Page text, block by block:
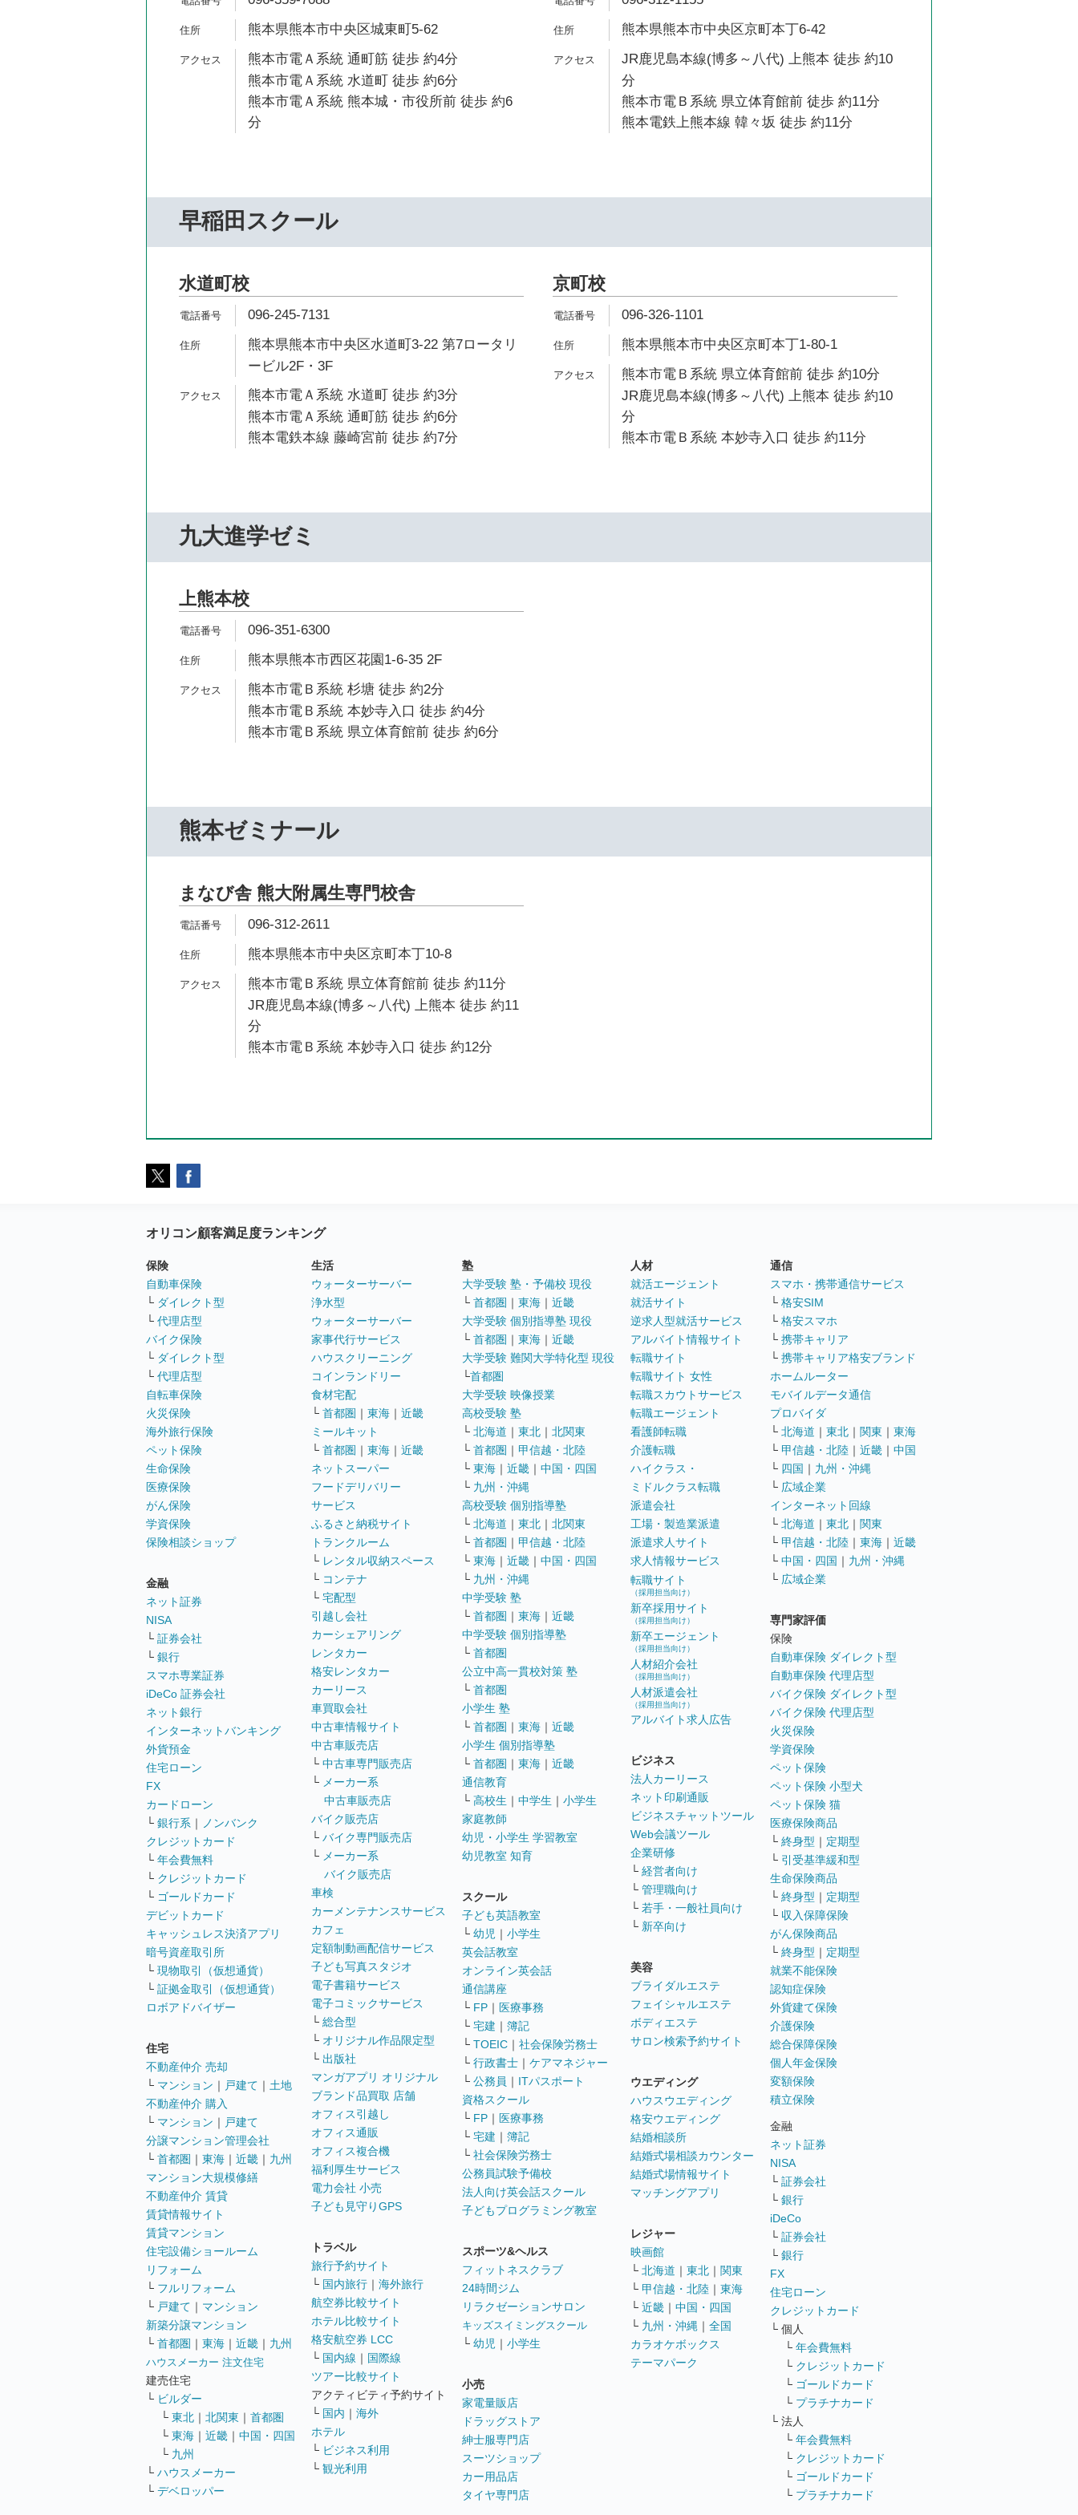
熊本県熊本市中央区城東町5-62
熊本市電Ａ系統 通町筋 徒歩 約4分
熊本市電Ａ系統 水道町 徒歩 約6分
熊本市電Ａ系統 熊本城・市役所前 徒歩 約6
分
熊本県熊本市中央区京町本丁6-42
JR鹿児島本線(博多～八代) 上熊本 徒歩 約10
分
熊本市電Ｂ系統 県立体育館前 徒歩 約11分
熊本電鉄上熊本線 韓々坂 徒歩 約11分
早稲田スクール
水道町校
096-245-7131
熊本県熊本市中央区水道町3-22 第7ロータリ
ービル2F・3F
熊本市電Ａ系統 水道町 徒歩 約3分
熊本市電Ａ系統 通町筋 徒歩 約6分
熊本電鉄本線 藤崎宮前 徒歩 約7分
京町校
096-326-1101
熊本県熊本市中央区京町本丁1-80-1
熊本市電Ｂ系統 県立体育館前 徒歩 約10分
JR鹿児島本線(博多～八代) 上熊本 徒歩 約10
分
熊本市電Ｂ系統 本妙寺入口 徒歩 約11分
九大進学ゼミ
上熊本校
096-351-6300
熊本県熊本市西区花園1-6-35 2F
熊本市電Ｂ系統 杉塘 徒歩 約2分
熊本市電Ｂ系統 本妙寺入口 徒歩 約4分
熊本市電Ｂ系統 県立体育館前 徒歩 約6分
熊本ゼミナール
まなび舎 熊大附属生専門校舎
096-312-2611
熊本県熊本市中央区京町本丁10-8
熊本市電Ｂ系統 県立体育館前 徒歩 約11分
JR鹿児島本線(博多～八代) 上熊本 徒歩 約11
分
熊本市電Ｂ系統 本妙寺入口 徒歩 約12分
オリコン顧客満足度ランキング
保険
自動車保険
└ ダイレクト型
└ 代理店型
バイク保険
└ ダイレクト型
└ 代理店型
自転車保険
火災保険
海外旅行保険
ペット保険
生命保険
医療保険
がん保険
学資保険
保険相談ショップ
金融
ネット証券
NISA
└ 証券会社
└ 銀行
スマホ専業証券
iDeCo 証券会社
ネット銀行
インターネットバンキング
外貨預金
住宅ローン
FX
カードローン
└ 銀行系 ｜
ノンバンク
クレジットカード
└ 年会費無料
└ クレジットカード
└ ゴールドカード
デビットカード
キャッシュレス決済アプリ
暗号資産取引所
└ 現物取引（仮想通貨）
└ 証拠金取引（仮想通貨）
ロボアドバイザー
住宅
不動産仲介 売却
└ マンション ｜ 戸建て ｜ 土地
不動産仲介 購入
└ マンション ｜ 戸建て
分譲マンション管理会社
└ 首都圏 ｜ 東海 ｜ 近畿 ｜ 九州
マンション大規模修繕
不動産仲介 賃貸
賃貸情報サイト
賃貸マンション
住宅設備ショールーム
リフォーム
└ フルリフォーム
└ 戸建て ｜ マンション
新築分譲マンション
└ 首都圏 ｜ 東海 ｜ 近畿 ｜ 九州
ハウスメーカー 注文住宅
建売住宅
└ ビルダー
└ 東北 ｜ 北関東 ｜ 首都圏
└ 東海 ｜ 近畿 ｜ 中国・四国
└ 九州
└ ハウスメーカー
└ デベロッパー
生活
ウォーターサーバー
浄水型
ウォーターサーバー
家事代行サービス
ハウスクリーニング
コインランドリー
食材宅配
└ 首都圏 ｜ 東海 ｜ 近畿
ミールキット
└ 首都圏 ｜ 東海 ｜ 近畿
ネットスーパー
フードデリバリー
サービス
ふるさと納税サイト
トランクルーム
└ レンタル収納スペース
└ コンテナ
└ 宅配型
引越し会社
カーシェアリング
レンタカー
格安レンタカー
カーリース
車買取会社
中古車情報サイト
中古車販売店
└ 中古車専門販売店
└ メーカー系
中古車販売店
バイク販売店
└ バイク専門販売店
└ メーカー系
バイク販売店
車検
カーメンテナンスサービス
カフェ
定額制動画配信サービス
子ども写真スタジオ
電子書籍サービス
電子コミックサービス
└ 総合型
└ オリジナル作品限定型
└ 出版社
マンガアプリ オリジナル
ブランド品買取 店舗
オフィス引越し
オフィス通販
オフィス複合機
福利厚生サービス
電力会社 小売
子ども見守りGPS
トラベル
旅行予約サイト
└ 国内旅行 ｜ 海外旅行
航空券比較サイト
ホテル比較サイト
格安航空券 LCC
└ 国内線 ｜ 国際線
ツアー比較サイト
アクティビティ予約サイト
└ 国内 ｜ 海外
ホテル
└ ビジネス利用
└ 観光利用
塾
大学受験 塾・予備校 現役
└ 首都圏 ｜ 東海 ｜ 近畿
大学受験 個別指導塾 現役
└ 首都圏 ｜ 東海 ｜ 近畿
大学受験 難関大学特化型 現役
└首都圏
大学受験 映像授業
高校受験 塾
└ 北海道 ｜ 東北 ｜ 北関東
└ 首都圏 ｜ 甲信越・北陸
└ 東海 ｜ 近畿 ｜ 中国・四国
└ 九州・沖縄
高校受験 個別指導塾
└ 北海道 ｜ 東北 ｜ 北関東
└ 首都圏 ｜ 甲信越・北陸
└ 東海 ｜ 近畿 ｜ 中国・四国
└ 九州・沖縄
中学受験 塾
└ 首都圏 ｜ 東海 ｜ 近畿
中学受験 個別指導塾
└ 首都圏
公立中高一貫校対策 塾
└ 首都圏
小学生 塾
└ 首都圏 ｜ 東海 ｜ 近畿
小学生 個別指導塾
└ 首都圏 ｜ 東海 ｜ 近畿
通信教育
└ 高校生 ｜ 中学生 ｜ 小学生
家庭教師
幼児・小学生 学習教室
幼児教室 知育
スクール
子ども英語教室
└ 幼児 ｜ 小学生
英会話教室
オンライン英会話
通信講座
└ FP ｜ 医療事務
└ 宅建 ｜ 簿記
└ TOEIC ｜ 社会保険労務士
└ 行政書士 ｜ ケアマネジャー
└ 公務員 ｜ ITパスポート
資格スクール
└ FP ｜ 医療事務
└ 宅建 ｜ 簿記
└ 社会保険労務士
公務員試験予備校
法人向け英会話スクール
子どもプログラミング教室
スポーツ&ヘルス
フィットネスクラブ
24時間ジム
リラクゼーションサロン
キッズスイミングスクール
└ 幼児 ｜ 小学生
小売
家電量販店
ドラッグストア
紳士服専門店
スーツショップ
カー用品店
タイヤ専門店
人材
就活エージェント
就活サイト
逆求人型就活サービス
アルバイト情報サイト
転職サイト
転職サイト 女性
転職スカウトサービス
転職エージェント
看護師転職
介護転職
ハイクラス・
ミドルクラス転職
派遣会社
工場・製造業派遣
派遣求人サイト
求人情報サービス
転職サイト
（採用担当向け）
新卒採用サイト
（採用担当向け）
新卒エージェント
（採用担当向け）
人材紹介会社
（採用担当向け）
人材派遣会社
（採用担当向け）
アルバイト求人広告
ビジネス
法人カーリース
ネット印刷通販
ビジネスチャットツール
Web会議ツール
企業研修
└ 経営者向け
└ 管理職向け
└ 若手・一般社員向け
└ 新卒向け
美容
ブライダルエステ
フェイシャルエステ
ボディエステ
サロン検索予約サイト
ウエディング
ハウスウエディング
格安ウエディング
結婚相談所
結婚式場相談カウンター
結婚式場情報サイト
マッチングアプリ
レジャー
映画館
└ 北海道 ｜ 東北 ｜ 関東
└ 甲信越・北陸 ｜ 東海
└ 近畿 ｜ 中国・四国
└ 九州・沖縄 ｜ 全国
カラオケボックス
テーマパーク
通信
スマホ・携帯通信サービス
└ 格安SIM
└ 格安スマホ
└ 携帯キャリア
└ 携帯キャリア格安ブランド
ホームルーター
モバイルデータ通信
プロバイダ
└ 北海道 ｜ 東北 ｜ 関東 ｜ 東海
└ 甲信越・北陸 ｜ 近畿 ｜ 中国
└ 四国 ｜ 九州・沖縄
└ 広域企業
インターネット回線
└ 北海道 ｜ 東北 ｜ 関東
└ 甲信越・北陸 ｜ 東海 ｜ 近畿
└ 中国・四国 ｜ 九州・沖縄
└ 広域企業
専門家評価
保険
自動車保険 ダイレクト型
自動車保険 代理店型
バイク保険 ダイレクト型
バイク保険 代理店型
火災保険
学資保険
ペット保険
ペット保険 小型犬
ペット保険 猫
医療保険商品
└ 終身型 ｜ 定期型
└ 引受基準緩和型
生命保険商品
└ 終身型 ｜ 定期型
└ 収入保障保険
がん保険商品
└ 終身型 ｜ 定期型
就業不能保険
認知症保険
外貨建て保険
介護保険
総合保障保険
個人年金保険
変額保険
積立保険
金融
ネット証券
NISA
└ 証券会社
└ 銀行
iDeCo
└ 証券会社
└ 銀行
FX
住宅ローン
クレジットカード
└ 個人
└ 年会費無料
└ クレジットカード
└ ゴールドカード
└ プラチナカード
└ 法人
└ 年会費無料
└ クレジットカード
└ ゴールドカード
└ プラチナカード